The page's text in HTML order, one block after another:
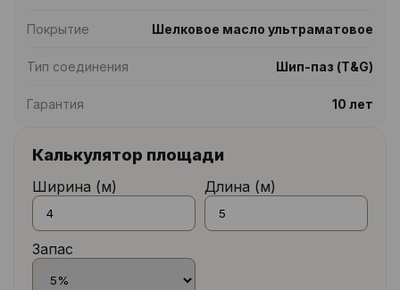
Покрытие Шелковое масло ультраматовое
Тип соединения Шип-паз (T&G)
Гарантия 10 лет
Калькулятор площади
Ширина (м) Длина (м)
Запас